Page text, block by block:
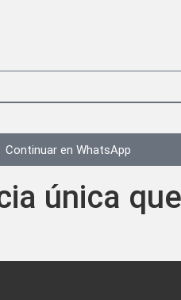
Continuar en WhatsApp
única